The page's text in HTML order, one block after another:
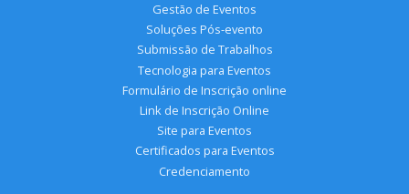
Gestão de Eventos
Soluções Pós-evento
Submissão de Trabalhos
Tecnologia para Eventos
Formulário de Inscrição online
Link de Inscrição Online
Site para Eventos
Certificados para Eventos
Credenciamento